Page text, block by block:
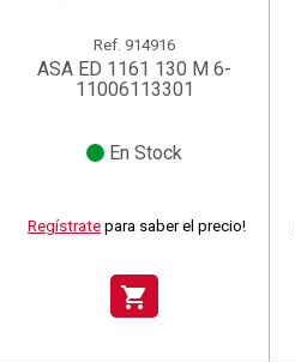
Ref. 914916
ASA ED 1161 130 M 6-
11006113301
En Stock
Regístrate para saber el precio!
shopping_cart